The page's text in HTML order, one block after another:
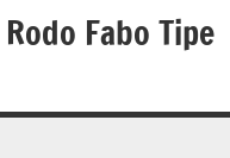
Fabo Tipe